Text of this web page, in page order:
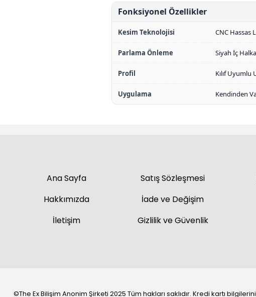
Fonksiyonel Özellikler
Kesim Teknolojisi CNC Hassas
Parlama Önleme Siyah İç Halka
Profil Kılıf Uyumlu
Uygulama Kendinden
Ana Sayfa
Hakkımızda
İletişim
Satış Sözleşmesi
İade ve Değişim
Gizlilik ve Güvenlik
©The Ex Bilişim Anonim Şirketi 2025 Tüm hakları saklıdır. Kredi kartı